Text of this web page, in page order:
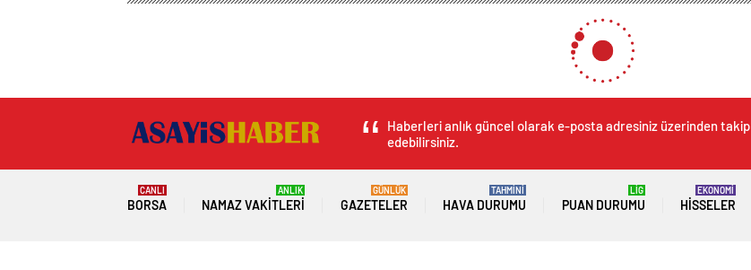
Haberleri anlık güncel olarak e-posta adresiniz üzerinden takip
edebilirsiniz.
BORSA
CANLI
NAMAZ VAKITLERI
ANLIK
GAZETELER
GÜNLÜK
HAVA DURUMU
TAHMİNİ
PUAN DURUMU
LİG
HISSELER
EKONOMİ